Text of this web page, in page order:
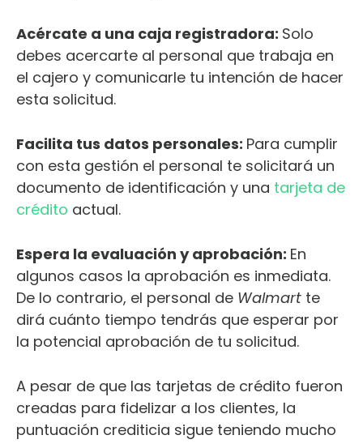
Acércate a una caja registradora: Solo
debes acercarte al personal que trabaja en
el cajero y comunicarle tu intención de hacer
esta solicitud.
Facilita tus datos personales: Para cumplir
con esta gestión el personal te solicitará un
documento de identificación y una tarjeta de
crédito actual.
Espera la evaluación y aprobación: En
algunos casos la aprobación es inmediata.
De lo contrario, el personal de Walmart te
dirá cuánto tiempo tendrás que esperar por
la potencial aprobación de tu solicitud.
A pesar de que las tarjetas de crédito fueron
creadas para fidelizar a los clientes, la
puntuación crediticia sigue teniendo mucho